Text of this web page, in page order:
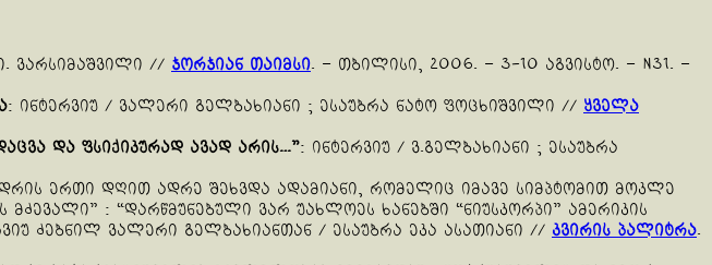
ვარსიმაშვილი // ჯორჯიან თაიმსი. – თბილისი, 2006. – 3-10 აგვისტო. – N31. –
: ინტერვიუ / ვალერი გელბახიანი ; ესაუბრა ნატო ფოცხიშვილი // ყველა
და ფსიქიკურად ავად არის…”: ინტერვიუ / ვ.გელბახიანი ; ესაუბრა
ერთი დღით ადრე შეხვდა ადამიანი, რომელიც იმავე სიმპტომით მოკლე
: “დარწმუნებული ვარ უახლოეს ხანებში “ნიუსკორპი” ამერიკის
ძებნილ ვალერი გელბახიანთან / ესაუბრა ეკა ასათიანი // კვირის პალიტრა.